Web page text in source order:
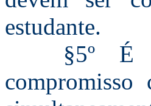
estudante.
§5º É